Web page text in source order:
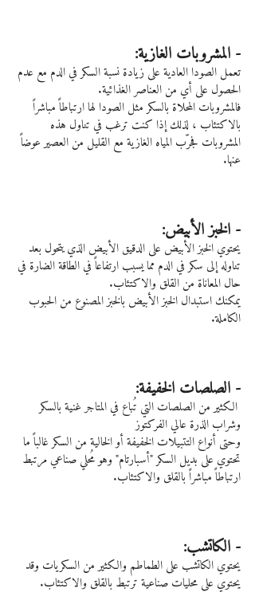
- المشروبات الغازية:
تعمل الصودا العادية على زيادة نسبة السكر في الدم مع عدم
الحصول على أي من العناصر الغذائية.
فالمشروبات المحلاة بالسكر مثل الصودا لها ارتباطاً مباشراً
بالاكتئاب ، لذلك إذا كنت ترغب في تناول هذه
المشروبات فجرّب المياه الغازية ​​مع القليل من العصير عوضاً
عنها.
- الخبز الأبيض:
يحتوي الخبز الأبيض على الدقيق الأبيض الذي يتحول بعد
تناوله إلى سكر في الدم مما يسبب ارتفاعاً في الطاقة الضارة في
حال المعاناة من القلق والاكتئاب.
يمكنك استبدال الخبز الأبيض بالخبز المصنوع من الحبوب
الكاملة.
- الصلصات الخفيفة:
الكثير من الصلصات التي تُباع في المتاجر غنية بالسكر
وشراب الذرة عالي الفركتوز
وحتى أنواع التتبيلات الخفيفة أو الخالية من السكر غالباً ما
تحتوي على بديل السكر "أسبارتام" وهو مُحلي صناعي مرتبط
ارتباطاً مباشراً بالقلق والاكتئاب.
- الكاتشب:
يحتوي الكاتشب على الطماطم والكثير من السكريات وقد
يحتوي على محليات صناعية ترتبط بالقلق والاكتئاب.